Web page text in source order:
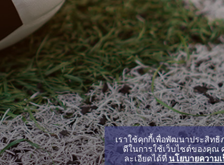
เราใช้คุกกี้เพื่อพัฒนาประสิท
ดีในการใช้เว็บไซต์ของคุณ
ละเอียดได้ที่ นโยบายความ